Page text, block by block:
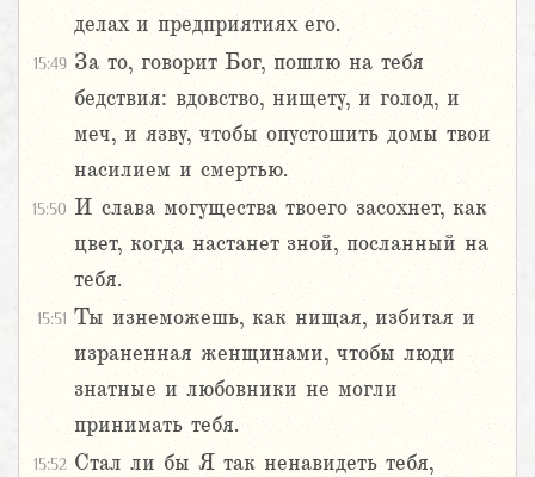
делах и предприятиях его.
15:49 За то, говорит Бог, пошлю на тебя
бедствия: вдовство, нищету, и голод, и
меч, и язву, чтобы опустошить домы твои
насилием и смертью.
15:50 И слава могущества твоего засохнет, как
цвет, когда настанет зной, посланный на
тебя.
15:51 Ты изнеможешь, как нищая, избитая и
израненная женщинами, чтобы люди
знатные и любовники не могли
принимать тебя.
15:52 Стал ли бы Я так ненавидеть тебя,